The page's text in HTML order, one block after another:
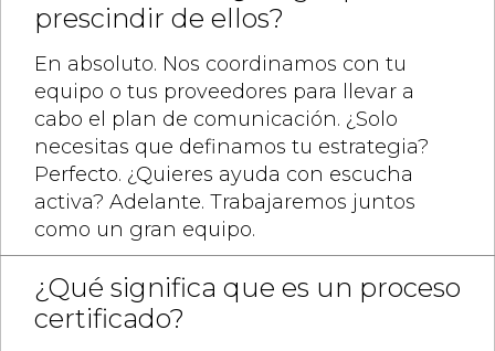
prescindir de ellos?
En absoluto. Nos coordinamos con tu
equipo o tus proveedores para llevar a
cabo el plan de comunicación. ¿Solo
necesitas que definamos tu estrategia?
Perfecto. ¿Quieres ayuda con escucha
activa? Adelante. Trabajaremos juntos
como un gran equipo.
¿Qué significa que es un proceso
certificado?